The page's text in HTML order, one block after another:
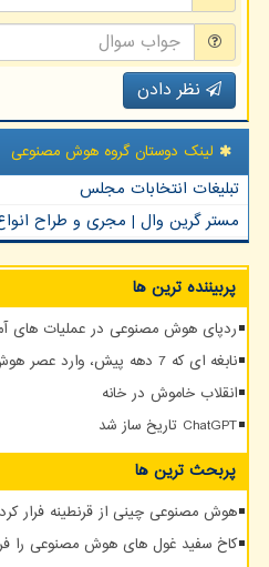
نظر دادن
لینک دوستان گروه هوش مصنوعی
تبلیغات انتخابات مجلس
مستر گرین وال | مجری و طراح
پربیننده ترین ها
ردپای هوش مصنوعی در عملیات های
نابغه ای که 7 دهه پیش، وارد عصر هوش مصنوعی شد
انقلاب خاموش در خانه
ChatGPT تاریخ ساز شد
پربحث ترین ها
هوش مصنوعی چینی از قرنطینه فرار
کاخ سفید غول های هوش مصنوعی را